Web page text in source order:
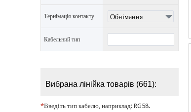
Тернімація контакту
Кабельний тип
Вибрана лінійка товарів (661):
*Введіть тип кабелю, наприклад: RG58.